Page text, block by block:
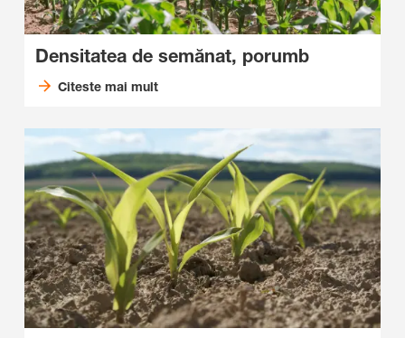
Densitatea de semănat, porumb
Citeste mai mult